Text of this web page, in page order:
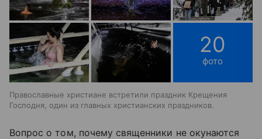
20
фото
Православные христиане встретили праздник Крещения
Господня, один из главных христианских праздников.
Вопрос о том, почему священники не окунаются